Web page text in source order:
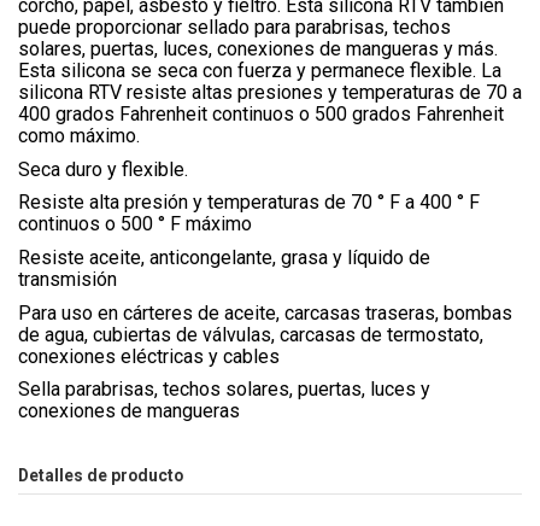
corcho, papel, asbesto y fieltro. Esta silicona RTV también
puede proporcionar sellado para parabrisas, techos
solares, puertas, luces, conexiones de mangueras y más.
Esta silicona se seca con fuerza y ​​permanece flexible. La
silicona RTV resiste altas presiones y temperaturas de 70 a
400 grados Fahrenheit continuos o 500 grados Fahrenheit
como máximo.
Seca duro y flexible.
Resiste alta presión y temperaturas de 70 ° F a 400 ° F
continuos o 500 ° F máximo
Resiste aceite, anticongelante, grasa y líquido de
transmisión
Para uso en cárteres de aceite, carcasas traseras, bombas
de agua, cubiertas de válvulas, carcasas de termostato,
conexiones eléctricas y cables
Sella parabrisas, techos solares, puertas, luces y
conexiones de mangueras
Detalles de producto